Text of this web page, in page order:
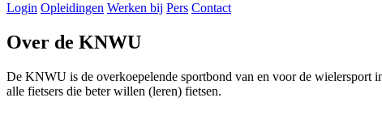
Login Opleidingen Werken bij Pers Contact
Over de KNWU
De KNWU is de overkoepelende sportbond van en voor de
alle fietsers die beter willen (leren) fietsen.